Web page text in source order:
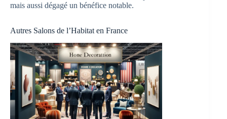
mais aussi dégagé un bénéfice notable.
Autres Salons de l’Habitat en France